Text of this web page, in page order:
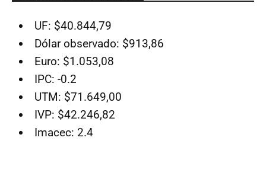
UF: $40.844,79
Dólar observado: $913,86
Euro: $1.053,08
IPC: -0.2
UTM: $71.649,00
IVP: $42.246,82
Imacec: 2.4